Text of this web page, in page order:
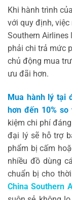
Khi hành trình
với quy định,
Southern
phải chi trả mức
chủ động mua
ưu đãi hơn.
Mua hành lý tại
hơn đến 10%
kiệm chi phí
đại lý sẽ hỗ trợ
phẩm bị cấm
nhiều đồ dùng
chuẩn bị cho
China Southern